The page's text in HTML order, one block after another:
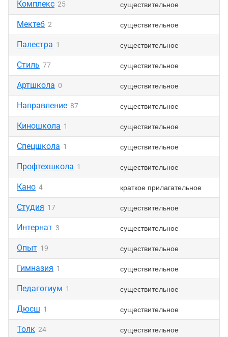
Комплекс 25 существительное
Мектеб 2 существительное
Палестра 1 существительное
Стиль 77 существительное
Артшкола 0 существительное
Направление 87 существительное
Киношкола 1 существительное
Спецшкола 1 существительное
Профтехшкола 1 существительное
Кано 4 краткое прилагательное
Студия 17 существительное
Интернат 3 существительное
Опыт 19 существительное
Гимназия 1 существительное
Педагогиум 1 существительное
Дюсш 1 существительное
Толк 24 существительное